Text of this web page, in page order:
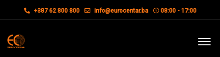
+387 62 800 800 info@eurocentar.ba 08:00 - 17:00